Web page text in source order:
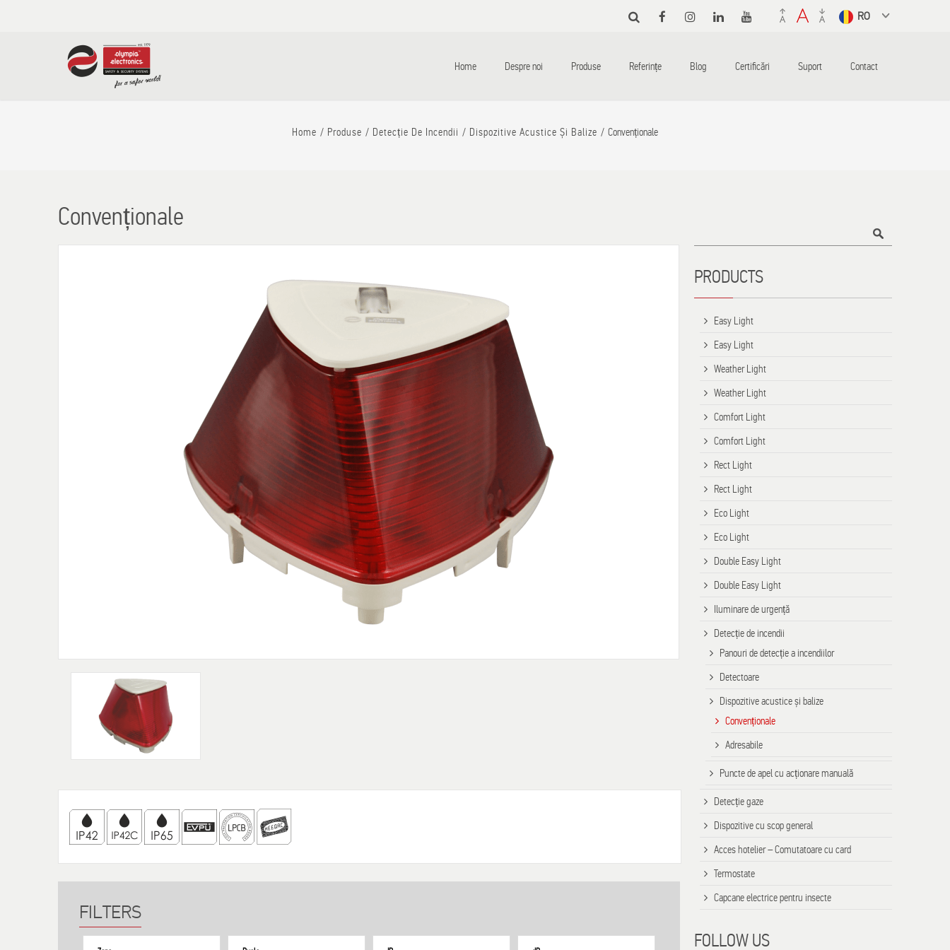
dropdown to
Home Despre noi Produse Referințe Blog Certificări Suport Contact
Home Produse Detecție De Incendii Dispozitive Acustice Și Balize Convenționale
Convenționale
PRODUCTS
Easy Light
Easy Light
Weather Light
Weather Light
Comfort Light
Comfort Light
Rect Light
Rect Light
Eco Light
Eco Light
Double Easy Light
Double Easy Light
Iluminare de urgență
Detecție de incendii
Panouri de detecție a incendiilor
Detectoare
Dispozitive acustice și balize
Convenționale
Adresabile
Puncte de apel cu acționare manuală
Detecție gaze
Dispozitive cu scop general
Acces hotelier – Comutatoare cu card
Termostate
Capcane electrice pentru insecte
FOLLOW US